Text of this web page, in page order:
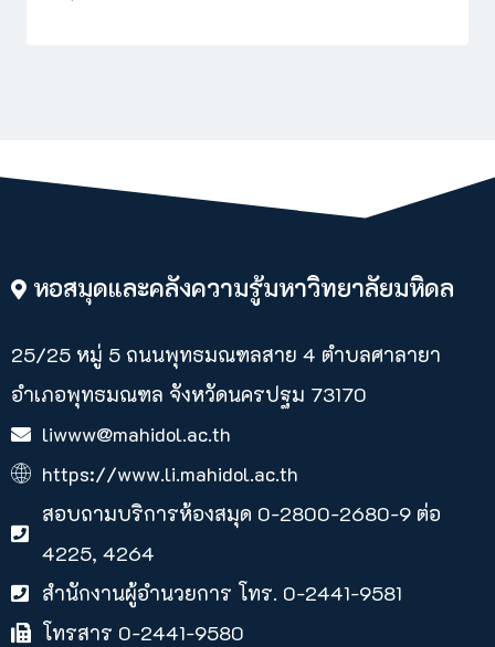
หอสมุดและคลังความรู้มหาวิทยาลัยมหิดล
25/25 หมู่ 5 ถนนพุทธมณฑลสาย 4 ตำบลศาลายา​
อำเภอพุทธมณฑล จังหวัดนครปฐม 73170
liwww@mahidol.ac.th
https://www.li.mahidol.ac.th
สอบถามบริการห้องสมุด 0-2800-2680-9 ต่อ
4225, 4264
สำนักงานผู้อำนวยการ โทร. 0-2441-9581
โทรสาร 0-2441-9580